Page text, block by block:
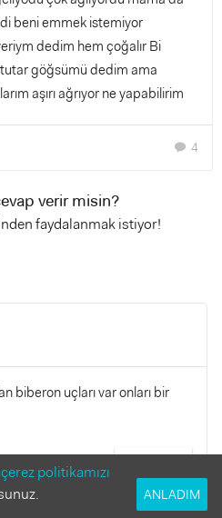
beni emmek istemiyor
dedim hem çoğalır Bi
göğsümü dedim ama
aşırı ağrıyor ne yapabilirim
chat 4
verir misin?
faydalanmak istiyor!
biberon uçları var onları bir
çerez politikamızı
ANLADIM